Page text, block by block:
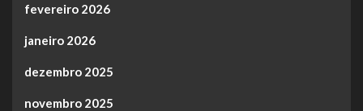
fevereiro 2026
janeiro 2026
dezembro 2025
novembro 2025